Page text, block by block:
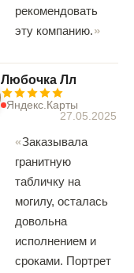
рекомендовать
эту компанию.
Любочка Лл
Яндекс.Карты
27.05.2025
Заказывала
гранитную
табличку на
могилу, осталась
довольна
исполнением и
сроками. Портрет